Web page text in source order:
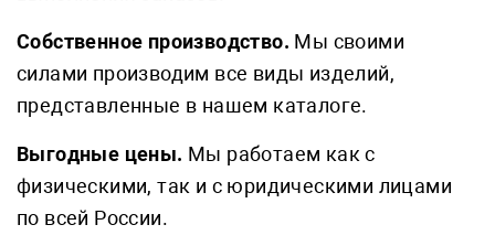
Собственное производство. Мы своими
силами производим все виды изделий,
представленные в нашем каталоге.
Выгодные цены. Мы работаем как с
физическими, так и с юридическими лицами
по всей России.